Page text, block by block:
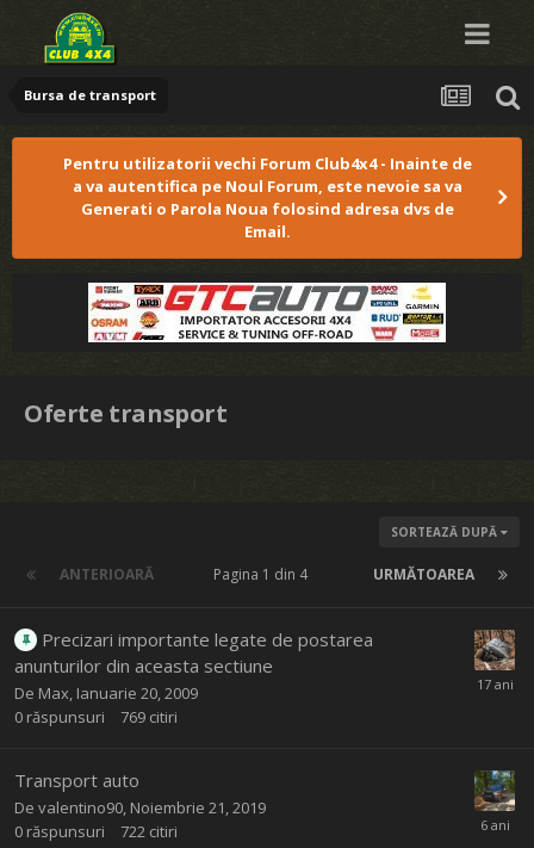
Bursa de transport
Pentru utilizatorii vechi Forum Club4x4 - Inainte de
a va autentifica pe Noul Forum, este nevoie sa va
Generati o Parola Noua folosind adresa dvs de
Email.
Oferte transport
SORTEAZĂ DUPĂ
ANTERIOARĂ URMĂTOAREA
Pagina 1 din 4
Precizari importante legate de postarea
anunturilor din aceasta sectiune
De Max Ianuarie 20, 2009
0 răspunsuri 769 citiri
Transport auto
De valentino90 Noiembrie 21, 2019
0 răspunsuri 722 citiri